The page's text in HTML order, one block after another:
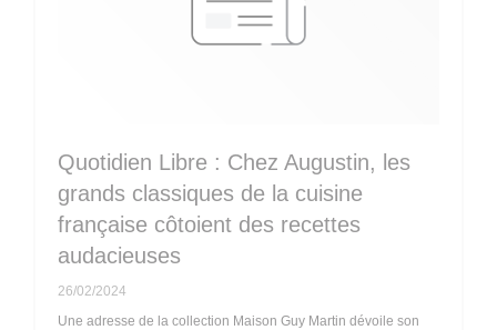
Quotidien Libre : Chez Augustin, les
grands classiques de la cuisine
française côtoient des recettes
audacieuses
26/02/2024
Une adresse de la collection Maison Guy Martin dévoile son